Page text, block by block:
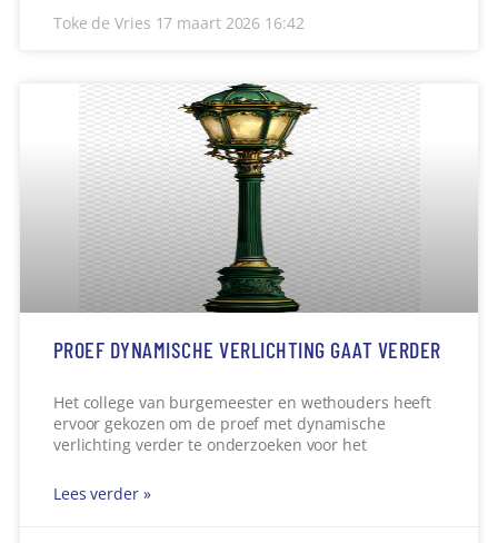
Toke de Vries 17 maart 2026 16:42
PROEF DYNAMISCHE VERLICHTING GAAT VERDER
Het college van burgemeester en wethouders heeft
ervoor gekozen om de proef met dynamische
verlichting verder te onderzoeken voor het
Lees verder »